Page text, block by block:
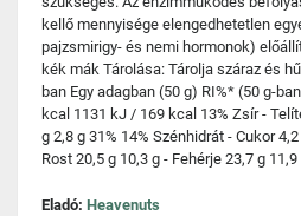
kellő mennyisége elengedhetetlen
pajzsmirigy- és nemi hormonok)
kék mák Tárolása: Tárolja száraz és
ban Egy adagban (50 g) RI%* (50 g-
kcal 1131 kJ / 169 kcal 13% Zsír -
g 2,8 g 31% 14% Szénhidrát - Cukor
Rost 20,5 g 10,3 g - Fehérje 23,7 g
Eladó: Heavenuts